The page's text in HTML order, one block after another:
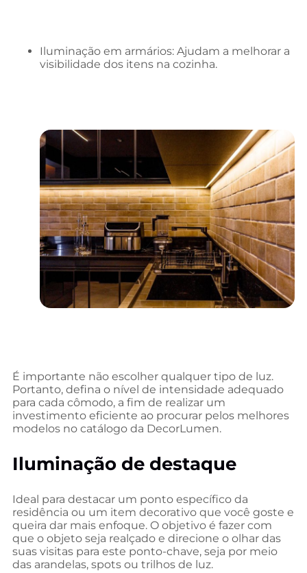
Iluminação em armários: Ajudam a melhorar a
visibilidade dos itens na cozinha.
É importante não escolher qualquer tipo de luz.
Portanto, defina o nível de intensidade adequado
para cada cômodo, a fim de realizar um
investimento eficiente ao procurar pelos melhores
modelos no catálogo da DecorLumen.
Iluminação de destaque
Ideal para destacar um ponto específico da
residência ou um item decorativo que você goste e
queira dar mais enfoque. O objetivo é fazer com
que o objeto seja realçado e direcione o olhar das
suas visitas para este ponto-chave, seja por meio
das arandelas, spots ou trilhos de luz.